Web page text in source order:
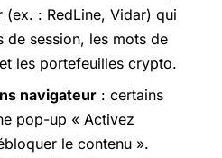
(ex. : RedLine, Vidar) qui
de session, les mots de
les portefeuilles crypto.
navigateur : certains
pop-up « Activez
le contenu ».